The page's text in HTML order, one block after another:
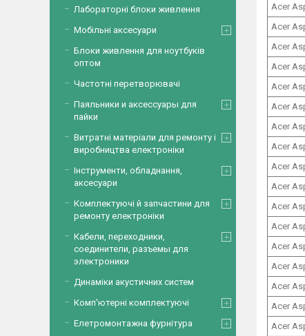
Acer
Acer
Acer
Acer
Acer
Acer
Acer
Acer
Acer
Acer
Acer
Acer
Acer
Acer
Acer
Acer
Acer
Лабораторні блоки живлення
Мобільні аксесуари
Блоки живлення для ноутбуків
оптом
Частотні перетворювачі
Паяльники и аксессуары для
пайки
Витратні матеріали для ремонту і
виробництва електроніки
Інструменти, обладнання,
аксесуари
Комплектуючі й запчастини для
ремонту електроніки
Кабели, переходники,
соединители, разъемы для
электроники
Динаміки акустичних систем
Комп'ютерні комплектуючі
Елетромонтажна фурнітура